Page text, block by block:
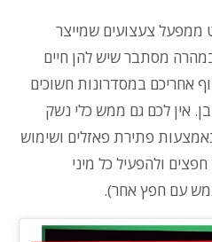
ממפעל צעצועים שמייצר
מסתבר שיש להן חיים
אחריכם במסדרונות חשוכים
אין לכם גם ממש כלי נשק
פתירת פאזלים ושימוש
חפצים ולהפעיל כל מיני
עם חפץ אחר).